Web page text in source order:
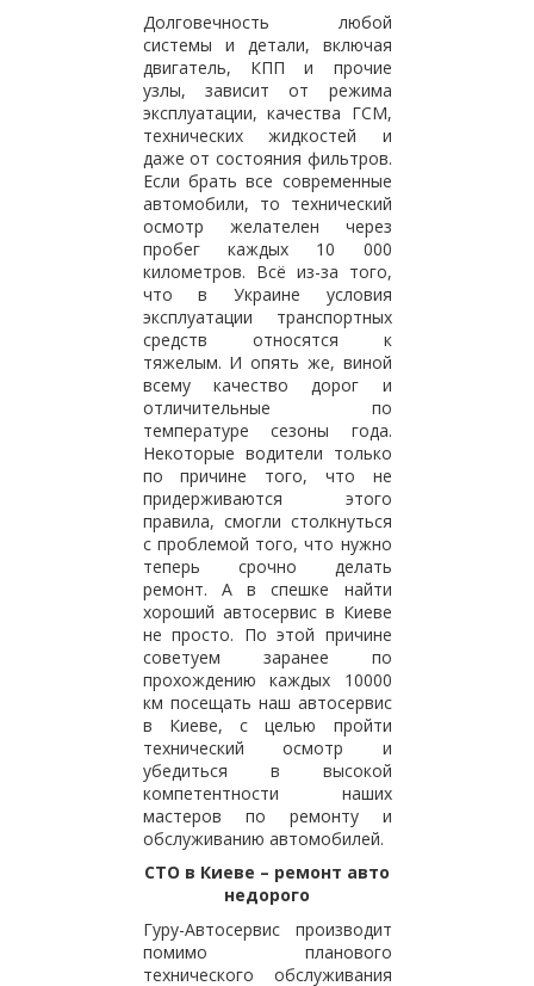
Долговечность любой
системы и детали, включая
двигатель, КПП и прочие
узлы, зависит от режима
эксплуатации, качества ГСМ,
технических жидкостей и
даже от состояния фильтров.
Если брать все современные
автомобили, то технический
осмотр желателен через
пробег каждых 10 000
километров. Всё из-за того,
что в Украине условия
эксплуатации транспортных
средств относятся к
тяжелым. И опять же, виной
всему качество дорог и
отличительные по
температуре сезоны года.
Некоторые водители только
по причине того, что не
придерживаются этого
правила, смогли столкнуться
с проблемой того, что нужно
теперь срочно делать
ремонт. А в спешке найти
хороший автосервис в Киеве
не просто. По этой причине
советуем заранее по
прохождению каждых 10000
км посещать наш автосервис
в Киеве, с целью пройти
технический осмотр и
убедиться в высокой
компетентности наших
мастеров по ремонту и
обслуживанию автомобилей.
СТО в Киеве – ремонт авто
недорого
Гуру-Автосервис производит
помимо планового
технического обслуживания